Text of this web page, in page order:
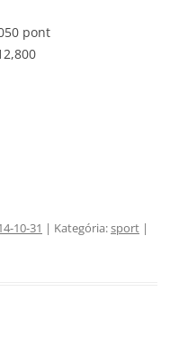
pont
10-31 | Kategória:sport |